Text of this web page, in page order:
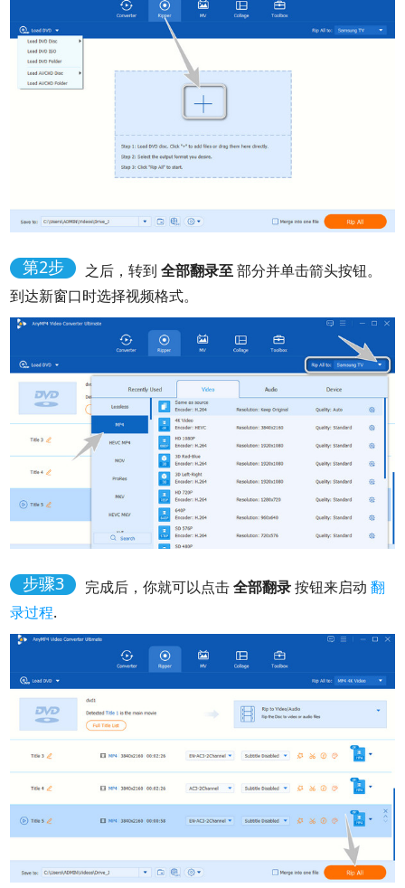
第2步 之后，转到全部翻录至部分并单击箭头按钮。
到达新窗口时选择视频格式。
步骤3 完成后，你就可以点击全部翻录按钮来启动翻
录过程.